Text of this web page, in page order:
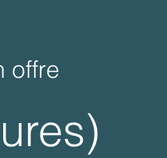
offre